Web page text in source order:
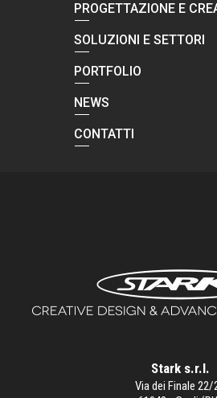
PROGETTAZIONE E
SOLUZIONI E SETTORI
PORTFOLIO
NEWS
CONTATTI
Stark s.r.l.
Via dei Finale 22/